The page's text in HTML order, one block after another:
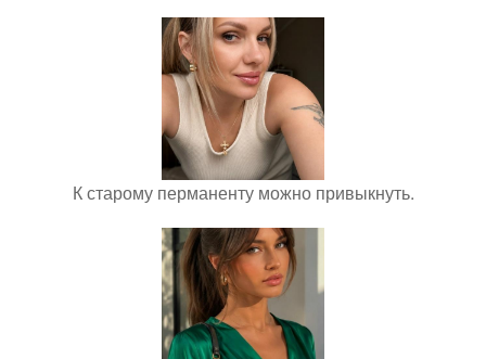
К старому перманенту можно привыкнуть.